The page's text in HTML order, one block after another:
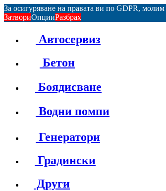
За осигуряване на правата ви по GDPR,
ЗатвориОпцииРазбрах
Автосервиз
Бетон
Боядисване
Водни помпи
Генератори
Градински
Други